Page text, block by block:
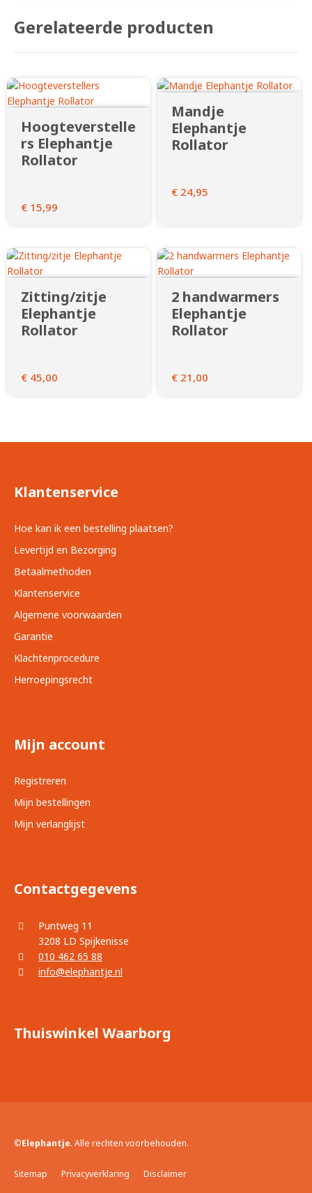
Gerelateerde producten
Hoogteverstelle
rs Elephantje
Rollator
€ 15,99
Mandje
Elephantje
Rollator
€24,95
Zitting/zitje
Elephantje
Rollator
€ 45,00
2 handwarmers
Elephantje
Rollator
€21,00
Klantenservice
Hoe kan ik een bestelling plaatsen?
Levertijd en Bezorging
Betaalmethoden
Klantenservice
Algemene voorwaarden
Garantie
Klachtenprocedure
Herroepingsrecht
Mijn account
Registreren
Mijn bestellingen
Mijn verlanglijst
Contactgegevens
Puntweg 11
3208 LD Spijkenisse
010 462 65 88
info@elephantje.nl
Thuiswinkel Waarborg
©Elephantje. Alle rechten voorbehouden.
Sitemap Privacyverklaring Disclaimer